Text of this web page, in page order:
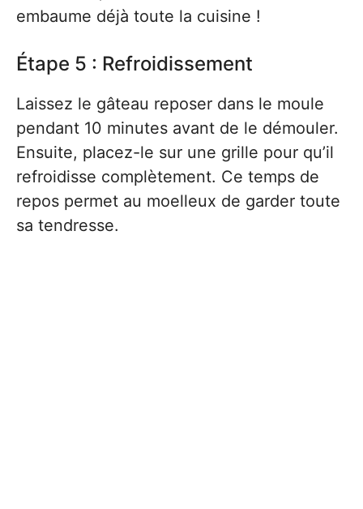
embaume déjà toute la cuisine !
Étape 5 : Refroidissement
Laissez le gâteau reposer dans le moule
pendant 10 minutes avant de le démouler.
Ensuite, placez-le sur une grille pour qu’il
refroidisse complètement. Ce temps de
repos permet au moelleux de garder toute
sa tendresse.